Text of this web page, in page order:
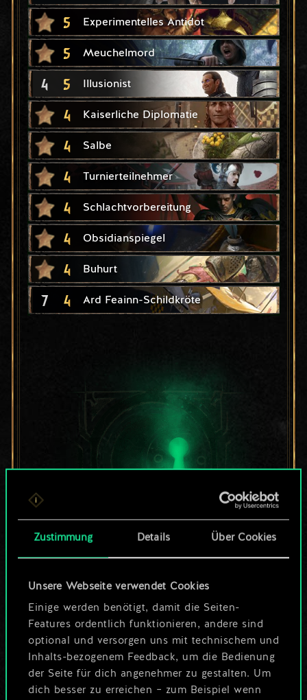
Zustimmung Details Über Cookies
Unsere Webseite verwendet Cookies
Einige werden benötigt, damit die Seiten-
Features ordentlich funktionieren, andere sind
optional und versorgen uns mit technischem und
Inhalts-bezogenem Feedback, um die Bedienung
der Seite für dich angenehmer zu gestalten. Um
dich besser zu erreichen – zum Beispiel wenn
5 Experimentelles Antidot
5 Meuchelmord
4 5 Illusionist
4 Kaiserliche Diplomatie
4 Salbe
4 Turnierteilnehmer
4 Schlachtvorbereitung
4 Obsidianspiegel
4 Buhurt
7 4 Ard Feainn-Schildkröte
ein geteilter Satz
Karten.
Wo es doch so viel
mehr sein kann!